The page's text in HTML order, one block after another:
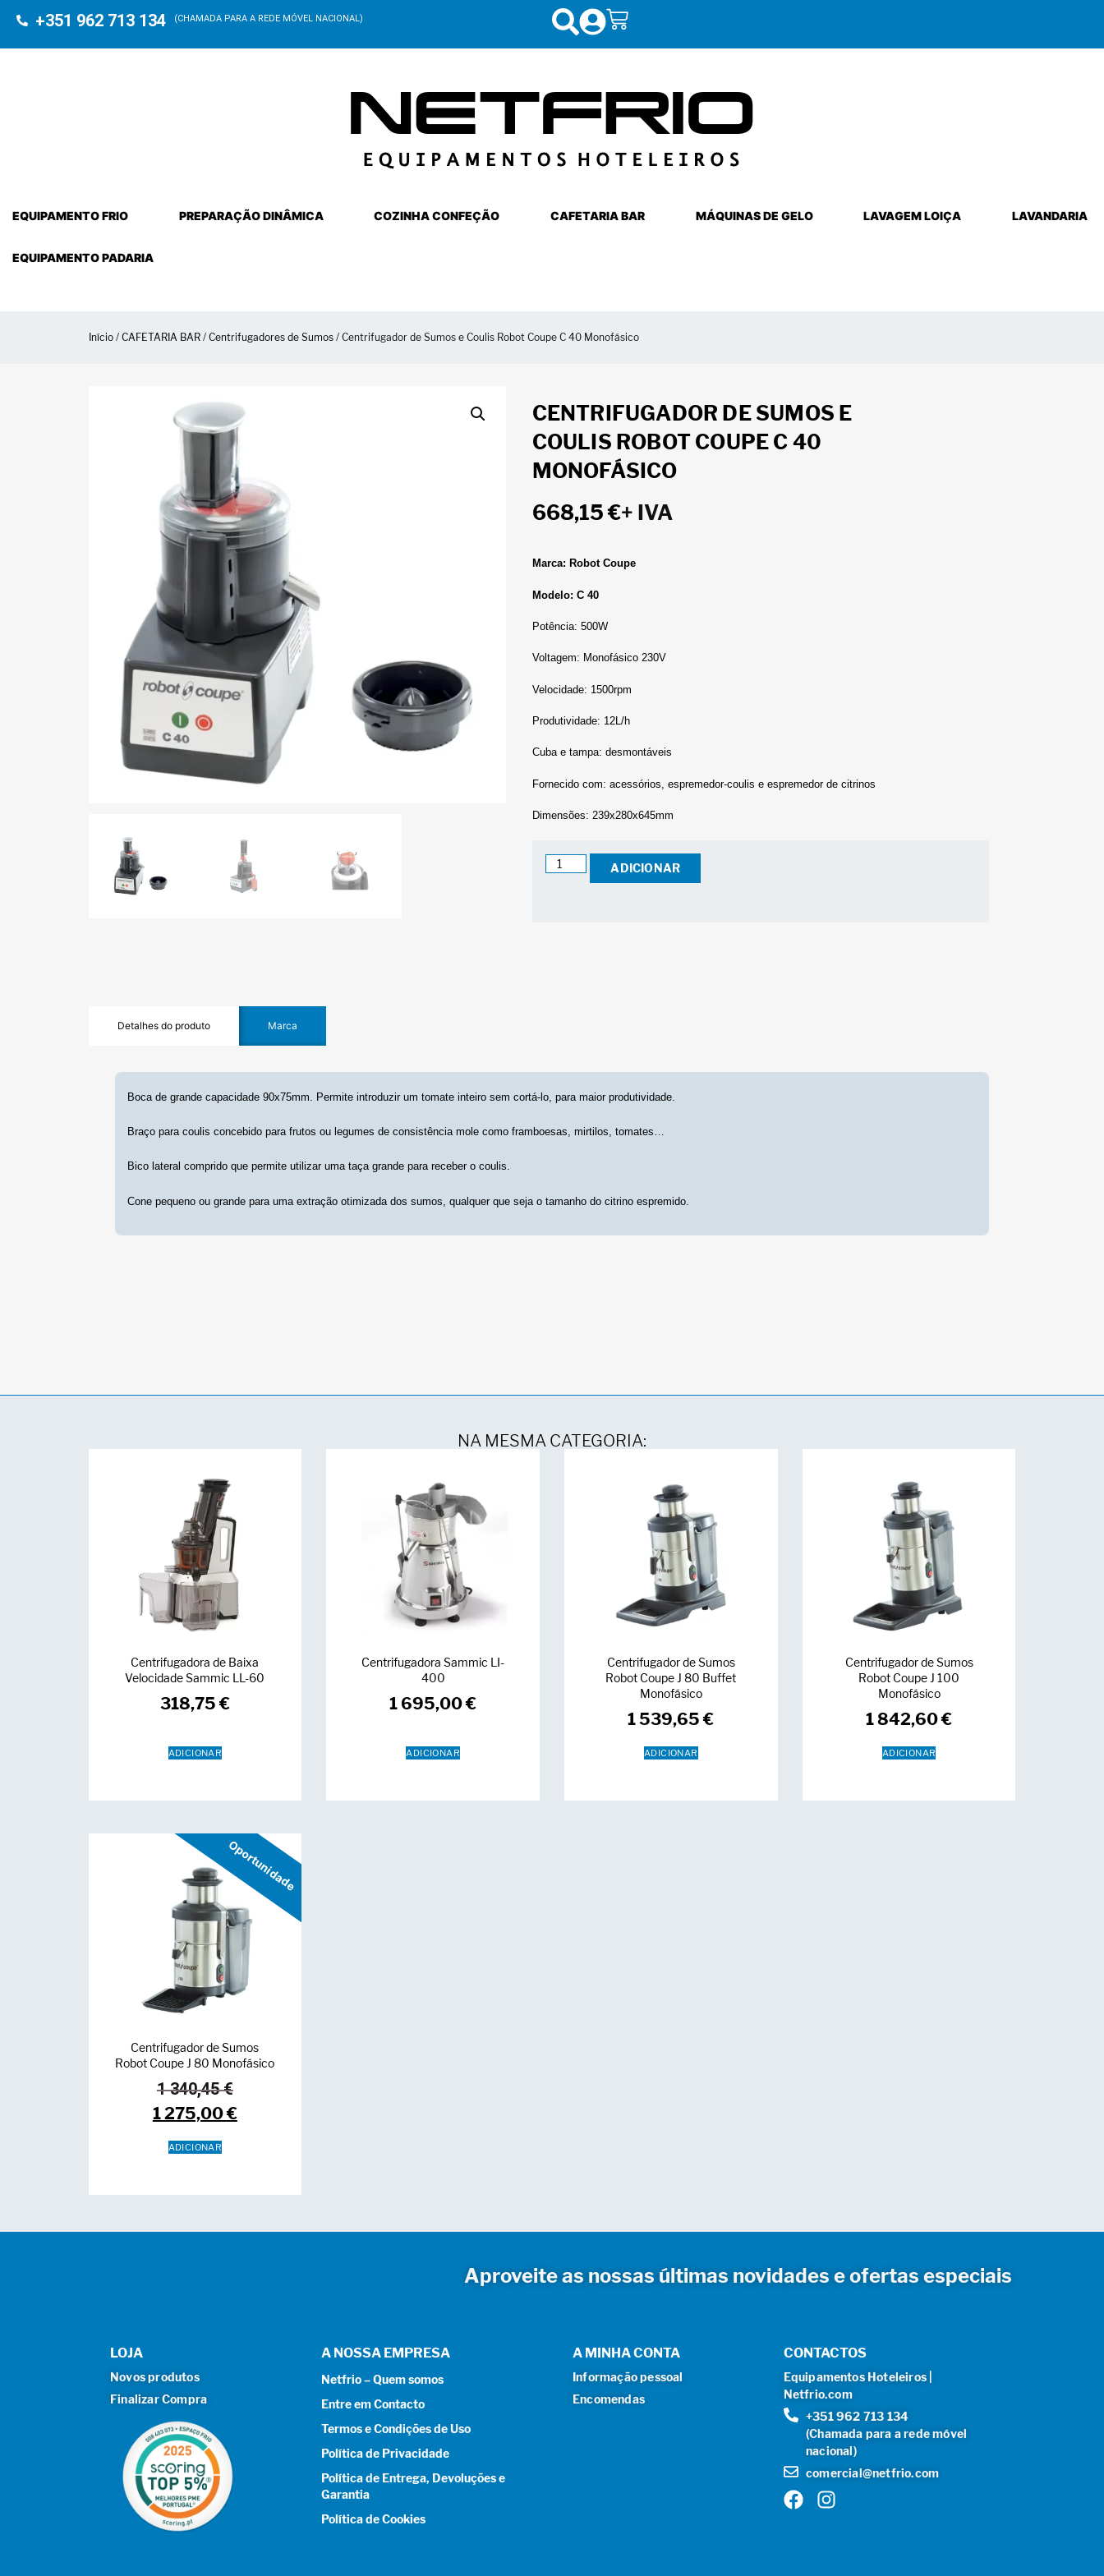
+351 962 713 134 (CHAMADA PARA A REDE MÓVEL NACIONAL)
EQUIPAMENTO FRIO PREPARAÇÃO DINÂMICA COZINHA CONFEÇÃO CAFETARIA BAR MÁQUINAS DE GELO LAVAGEM LOIÇA LAVANDARIA
EQUIPAMENTO PADARIA
Início/ CAFETARIA BAR/ Centrifugadores de Sumos/ Centrifugador de Sumos e Coulis Robot Coupe C 40 Monofásico
CENTRIFUGADOR DE SUMOS E
COULIS ROBOT COUPE C 40
MONOFÁSICO
668,15€+ IVA
Marca: Robot Coupe
Modelo: C 40
Potência: 500W
Voltagem: Monofásico 230V
Velocidade: 1500rpm
Produtividade: 12L/h
Cuba e tampa: desmontáveis
Fornecido com: acessórios, espremedor-coulis e espremedor de citrinos
Dimensões: 239x280x645mm
ADICIONAR
Detalhes do produto Marca
Boca de grande capacidade 90x75mm. Permite introduzir um tomate inteiro sem cortá-lo, para maior produtividade.
Braço para coulis concebido para frutos ou legumes de consistência mole como framboesas, mirtilos, tomates…
Bico lateral comprido que permite utilizar uma taça grande para receber o coulis.
Cone pequeno ou grande para uma extração otimizada dos sumos, qualquer que seja o tamanho do citrino espremido.
NA MESMA CATEGORIA:
Centrifugadora de Baixa
Velocidade Sammic LL-60
318,75 €
ADICIONAR
Centrifugadora Sammic LI-
400
1 695,00€
ADICIONAR
Centrifugador de Sumos
Robot Coupe J 80 Buffet
Monofásico
1 539,65€
ADICIONAR
Centrifugador de Sumos
Robot Coupe J 100
Monofásico
1 842,60€
ADICIONAR
Oportunidade
Centrifugador de Sumos
Robot Coupe J 80 Monofásico
1 340,45€
1 275,00€
ADICIONAR
Aproveite as nossas últimas novidades e ofertas especiais
LOJA
Novos produtos
Finalizar Compra
A NOSSA EMPRESA
Netfrio – Quem somos
Entre em Contacto
Termos e Condições de Uso
Política de Privacidade
Política de Entrega, Devoluções e
Garantia
Política de Cookies
A MINHA CONTA
Informação pessoal
Encomendas
CONTACTOS
Equipamentos Hoteleiros |
Netfrio.com
+351 962 713 134
(Chamada para a rede móvel
nacional)
comercial@netfrio.com